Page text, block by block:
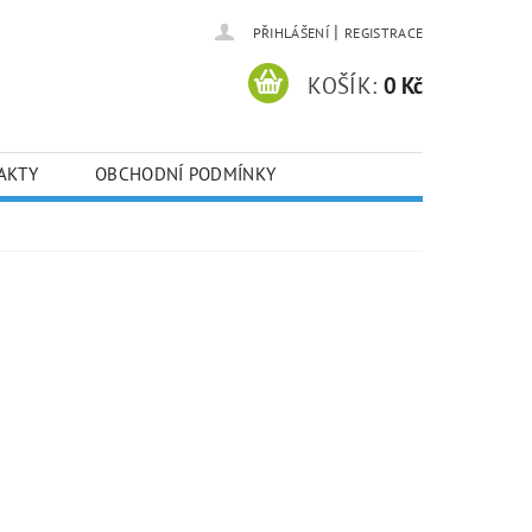
PŘIHLÁŠENÍ | REGISTRACE
KOŠÍK: 0 Kč
OBCHODNÍ PODMÍNKY